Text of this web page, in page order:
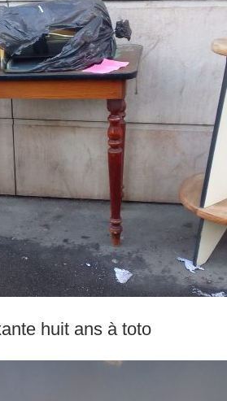
huit ans à toto